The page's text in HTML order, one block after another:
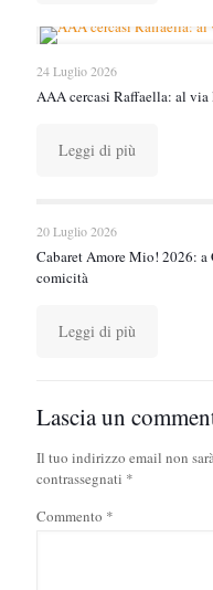
24 Luglio 2026
AAA cercasi Raffaella: al
Leggi di più
20 Luglio 2026
Cabaret Amore Mio! 2026:
comicità
Leggi di più
Lascia un
Il tuo indirizzo email non
contrassegnati *
Commento *